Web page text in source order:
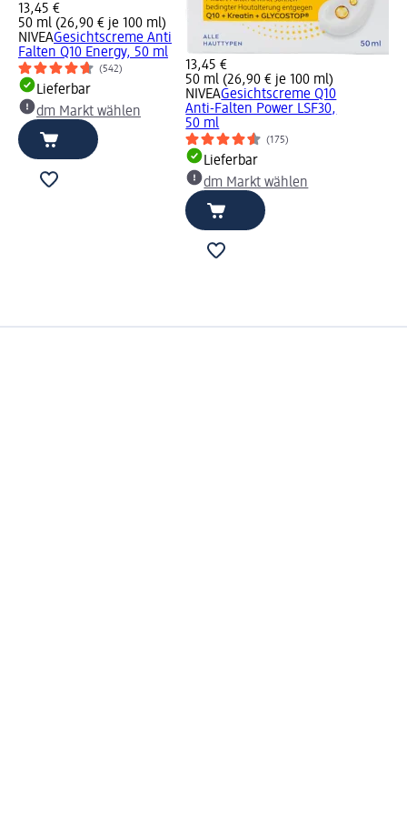
13,45 €
50 ml (26,90 € je 100 ml)
NIVEAGesichtscreme Anti
Falten Q10 Energy, 50 ml
(542)
Lieferbar
dm Markt wählen
13,45 €
50 ml (26,90 € je 100 ml)
NIVEAGesichtscreme Q10
Anti-Falten Power LSF30,
50 ml
(175)
Lieferbar
dm Markt wählen